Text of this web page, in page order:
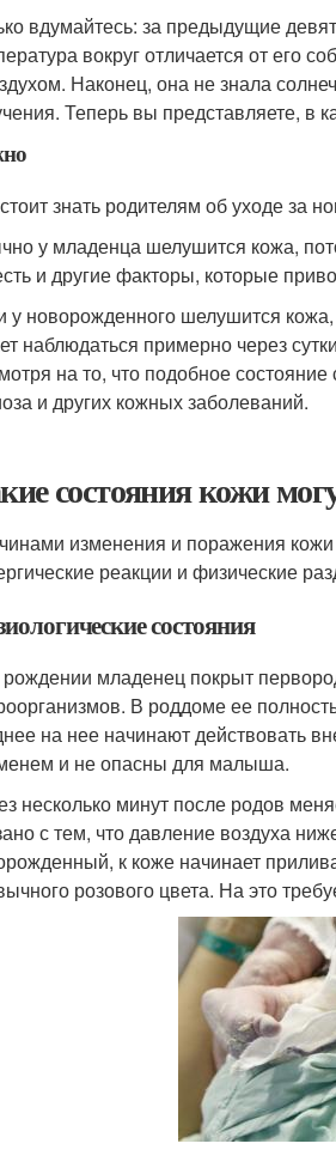
вдумайтесь: за предыдущие
вокруг отличается от его
Наконец, она не знала
Теперь вы представляете,
знать родителям об уходе за
у младенца шелушится кожа,
и другие факторы, которые
у новорожденного шелушится
наблюдаться примерно через
на то, что подобное
и других кожных заболеваний.
состояния кожи
изменения и поражения
реакции и физические
состояния
младенец покрыт
В роддоме ее
на нее начинают действовать
и не опасны для малыша.
несколько минут после родов
с тем, что давление воздуха
к коже начинает
розового цвета. На это